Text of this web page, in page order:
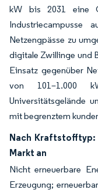
kW bis 2031 eine
Industriecampusse
Netzengpässe zu
digitale Zwillinge und
Einsatz gegenüber
von 101–1.000
Universitätsgelände
mit begrenztem
Nach Kraftstofftyp:
Markt an
Nicht erneuerbare
Erzeugung;